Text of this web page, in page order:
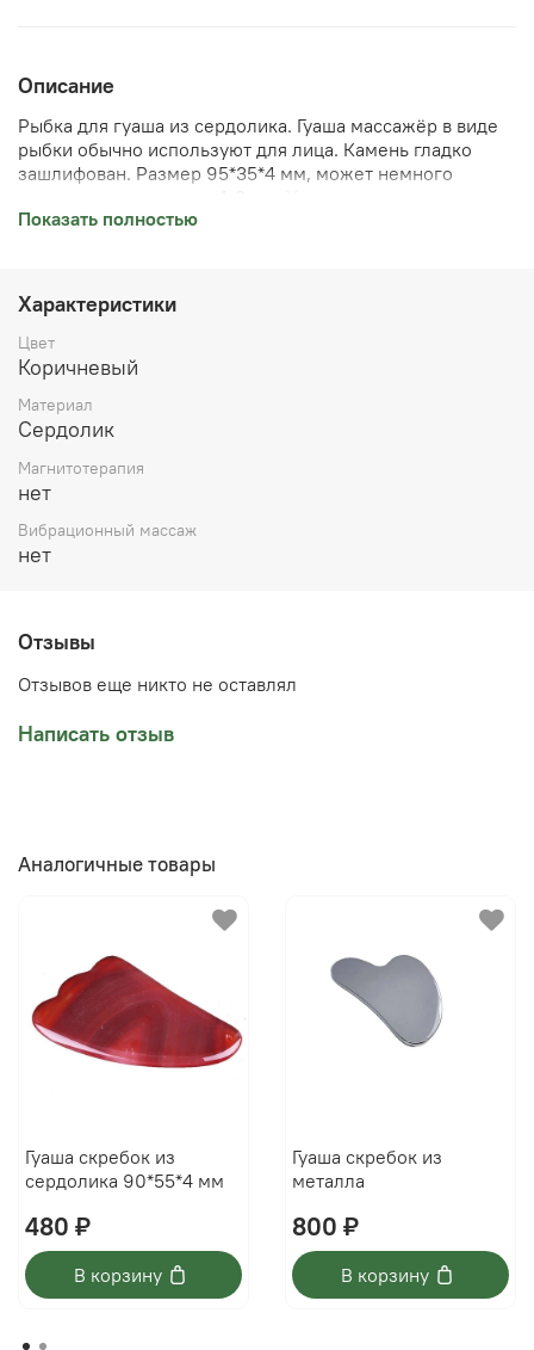
Описание
Рыбка для гуаша из сердолика. Гуаша массажёр в виде
рыбки обычно используют для лица. Камень гладко
зашлифован. Размер 95*35*4 мм, может немного
микроциркуляцию сосудов лица, снимает напряжение,
Показать полностью
Характеристики
Цвет
Коричневый
Материал
Сердолик
Магнитотерапия
нет
Вибрационный массаж
нет
Отзывы
Отзывов еще никто не оставлял
Написать отзыв
Аналогичные товары
Гуаша скребок из
сердолика 90*55*4 мм
480 ₽
В корзину
Гуаша скребок из
металла
800 ₽
В корзину